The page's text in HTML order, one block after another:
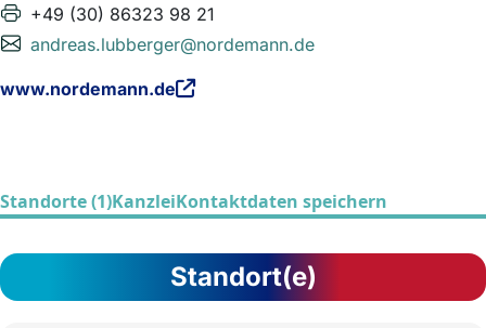
+49 (30) 86323 98 21
andreas.lubberger@nordemann.de
www.nordemann.de
Standorte (1)KanzleiKontaktdaten speichern
Standort(e)